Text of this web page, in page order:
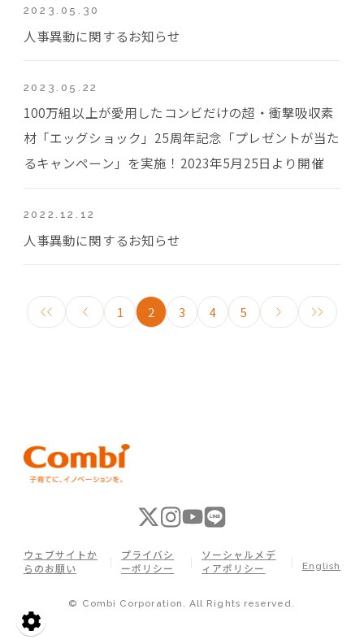
2023.05.30
人事異動に関するお知らせ
2023.05.22
100万組以上が愛用したコンビだけの超・衝撃吸収素
材「エッグショック」25周年記念「プレゼントが当た
るキャンペーン」を実施！2023年5月25日より開催
2022.12.12
人事異動に関するお知らせ
1 2 3 4 5
© Combi Corporation. All Rights reserved.
ウェブサイトか
らのお願い
プライバシ
ーポリシー
ソーシャルメデ
ィアポリシー
English